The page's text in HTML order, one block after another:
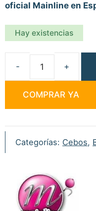
oficial Mainline en
Hay existencias
Cell
COMPRAR YA
Categorías: Cebos,